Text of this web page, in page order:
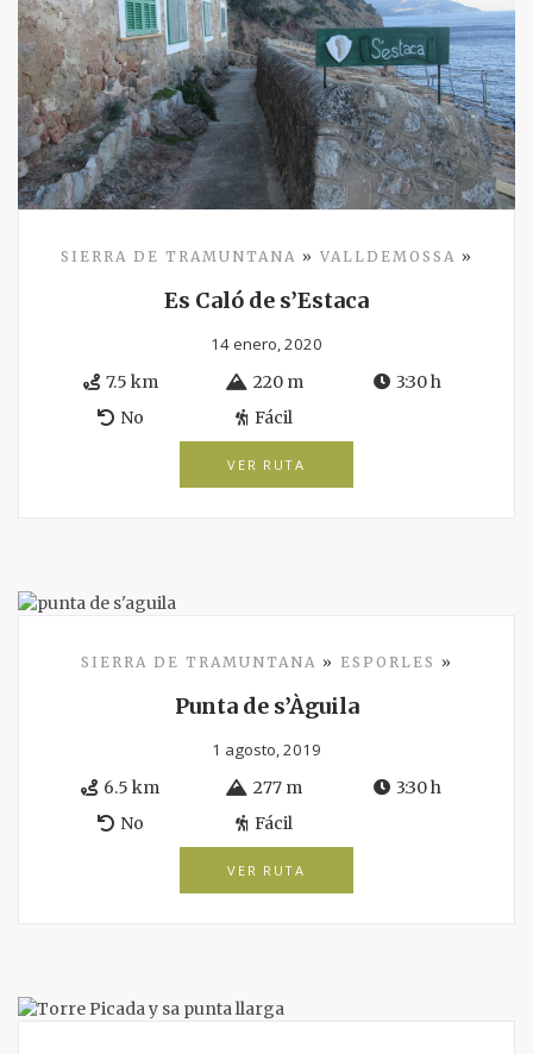
SIERRA DE TRAMUNTANA » VALLDEMOSSA »
Es Caló de s’Estaca
14 enero, 2020
7.5 km
220 m
3:30 h
No
Fácil
VER RUTA
SIERRA DE TRAMUNTANA » ESPORLES »
Punta de s’Àguila
1 agosto, 2019
6.5 km
277 m
3:30 h
No
Fácil
VER RUTA